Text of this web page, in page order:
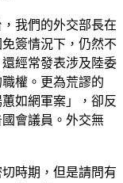
我們的外交部長在
簽情況下，仍然不
經常發表涉及陸委
權。更為荒謬的
如網軍案」，卻反
會議員。外交無
時期，但是請問有